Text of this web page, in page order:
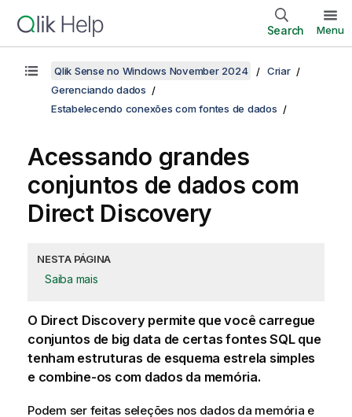
Search Menu
Qlik Sense no Windows November 2024
Criar
Gerenciando dados
Estabelecendo conexões com fontes de dados
Acessando grandes
conjuntos de dados com
Direct Discovery
NESTA PÁGINA
Saiba mais
O Direct Discoverypermite que você carregue
conjuntos de big data de certas fontesSQLque
tenham estruturas de esquema estrela simples
e combine-os com dados da memória.
Podem ser feitas seleções nos dados da memória e